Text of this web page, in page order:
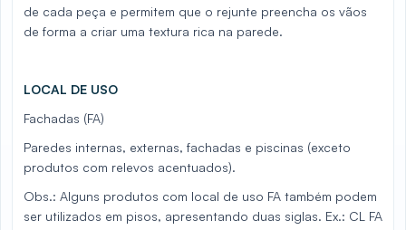
de cada peça e permitem que o rejunte preencha os vãos
de forma a criar uma textura rica na parede.
LOCAL DE USO
Fachadas (FA)
Paredes internas, externas, fachadas e piscinas (exceto
produtos com relevos acentuados).
Obs.: Alguns produtos com local de uso FA também podem
ser utilizados em pisos, apresentando duas siglas. Ex.: CL FA